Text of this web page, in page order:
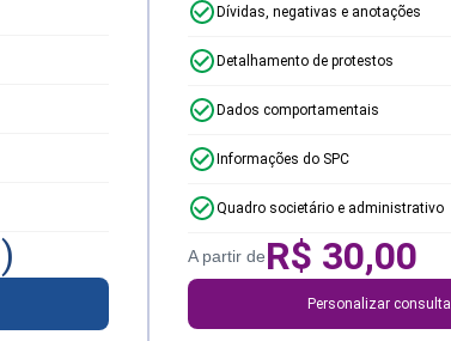
)
Dívidas, negativas e anotações
Detalhamento de protestos
Dados comportamentais
Informações do SPC
Quadro societário e administrativo
A partir deR$ 30,00
Personalizar consulta